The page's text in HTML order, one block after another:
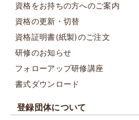
資格をお持ちの方へのご案内
資格の更新・切替
資格証明書(紙製)のご注文
研修のお知らせ
フォローアップ研修講座
書式ダウンロード
登録団体について